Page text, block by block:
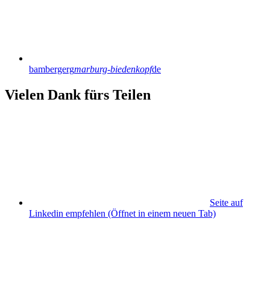
bambergergmarburg-biedenkopfde
Vielen Dank fürs Teilen
Seite auf
Linkedin empfehlen (Öffnet in einem neuen Tab)